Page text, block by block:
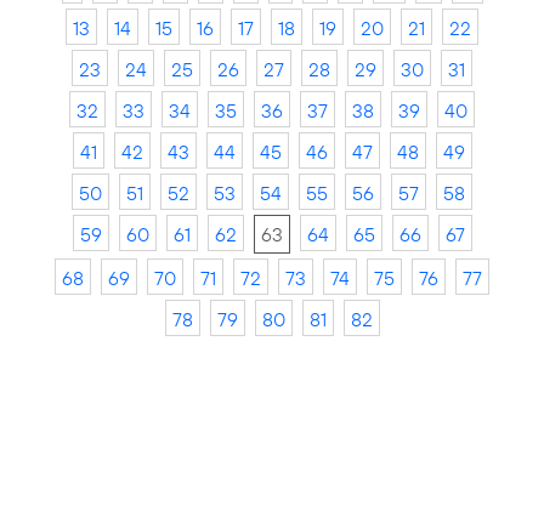
13
14 15 16 17 18 19 20 21
22
23
24 25 26 27 28 29 30
31
32
33 34 35 36 37 38 39
40
41
42 43 44 45 46 47 48
49
50
51 52 53 54 55 56 57
58
59
60 61 62 63 64 65 66
67
68
69 70 71 72 73 74 75 76
77
78
79 80 81 82